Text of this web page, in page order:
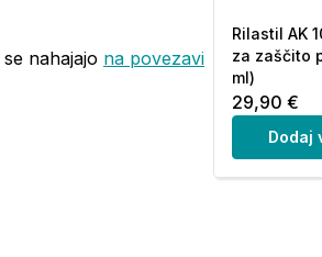
se nahajajo na povezavi
Rilastil AK
za zaščito
ml)
29,90 €
Dodaj